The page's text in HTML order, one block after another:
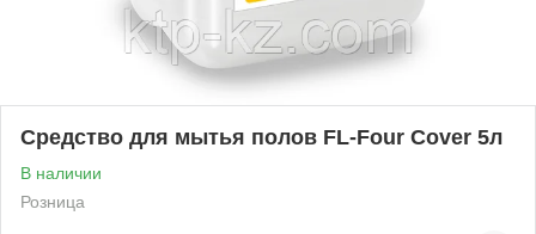
Средство для мытья полов FL-Four Cover 5л
В наличии
Розница